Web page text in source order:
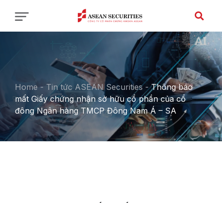
Home - Tin tức ASEAN Securities-Thông báo
mất Giấy chứng nhận sở hữu cổ phần của cổ
đông Ngân hàng TMCP Đông Nam Á – SA